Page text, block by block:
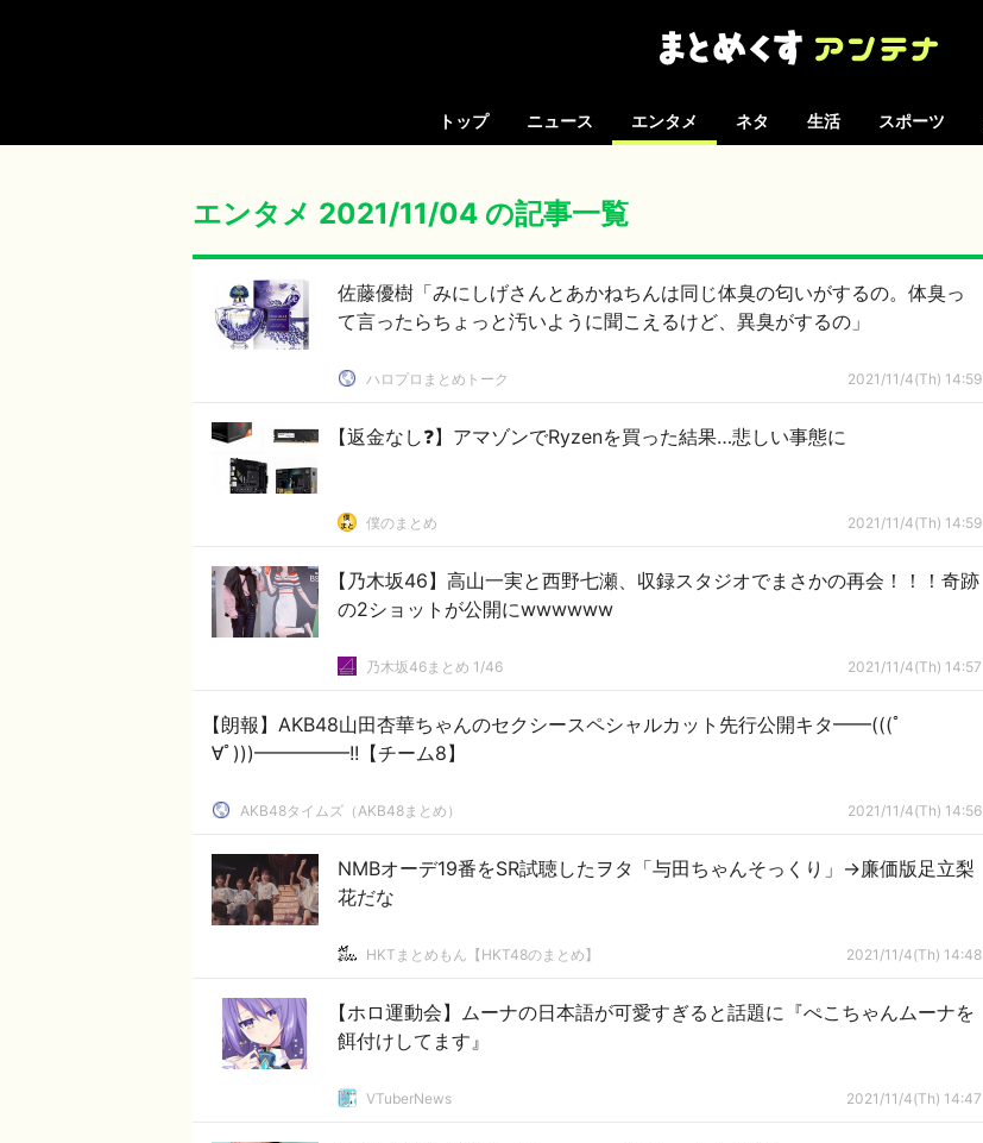
トップ ニュース エンタメ ネタ 生活 スポーツ
エンタメ 2021/11/04 の記事一覧
佐藤優樹「みにしげさんとあかねちんは同じ体臭の匂いがするの。体臭っ
て言ったらちょっと汚いように聞こえるけど、異臭がするの」
ハロプロまとめトーク 2021/11/4(Th) 14:59
【返金なし❓】アマゾンでRyzenを買った結果…悲しい事態に
僕のまとめ 2021/11/4(Th) 14:59
【乃木坂46】高山一実と西野七瀬、収録スタジオでまさかの再会！！！奇跡
の2ショットが公開にwwwwww
乃木坂46まとめ 1/46 2021/11/4(Th) 14:57
【朗報】AKB48山田杏華ちゃんのセクシースペシャルカット先行公開キタ━━(((ﾟ
∀ﾟ)))━━━━━!!【チーム8】
AKB48タイムズ（AKB48まとめ） 2021/11/4(Th) 14:56
NMBオーデ19番をSR試聴したヲタ「与田ちゃんそっくり」→廉価版足立梨
花だな
HKTまとめもん【HKT48のまとめ】 2021/11/4(Th) 14:48
【ホロ運動会】ムーナの日本語が可愛すぎると話題に『ぺこちゃんムーナを
餌付けしてます』
VTuberNews 2021/11/4(Th) 14:47